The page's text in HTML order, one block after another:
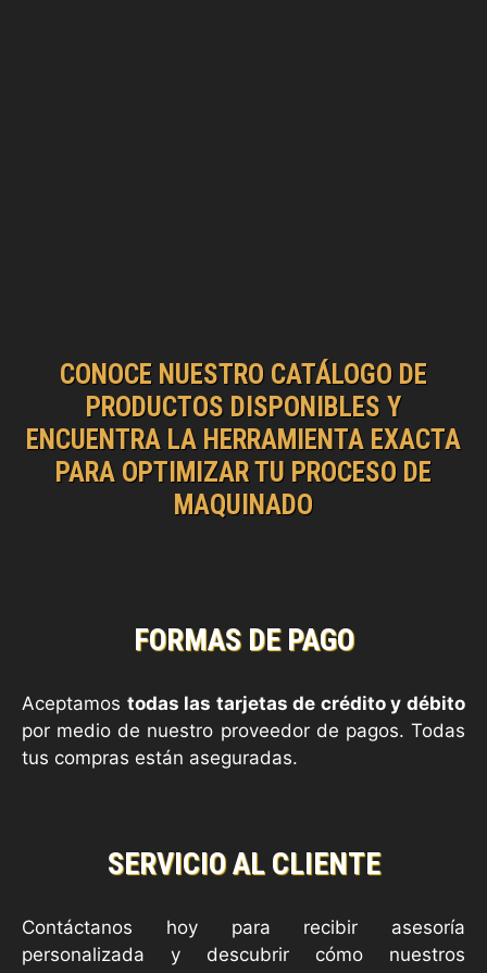
CONOCE NUESTRO CATÁLOGO DE
PRODUCTOS DISPONIBLES Y
ENCUENTRA LA HERRAMIENTA EXACTA
PARA OPTIMIZAR TU PROCESO DE
MAQUINADO
FORMAS DE PAGO
Aceptamos todas las tarjetas de crédito y débito
por medio de nuestro proveedor de pagos. Todas
tus compras están aseguradas.
SERVICIO AL CLIENTE
Contáctanos hoy para recibir asesoría
personalizada y descubrir cómo nuestros